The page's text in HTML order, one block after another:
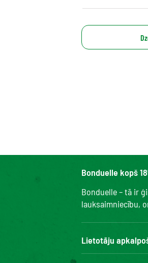
Bonduelle kopš
Bonduelle – tā ir
lauksaimniecību,
Lietotāju